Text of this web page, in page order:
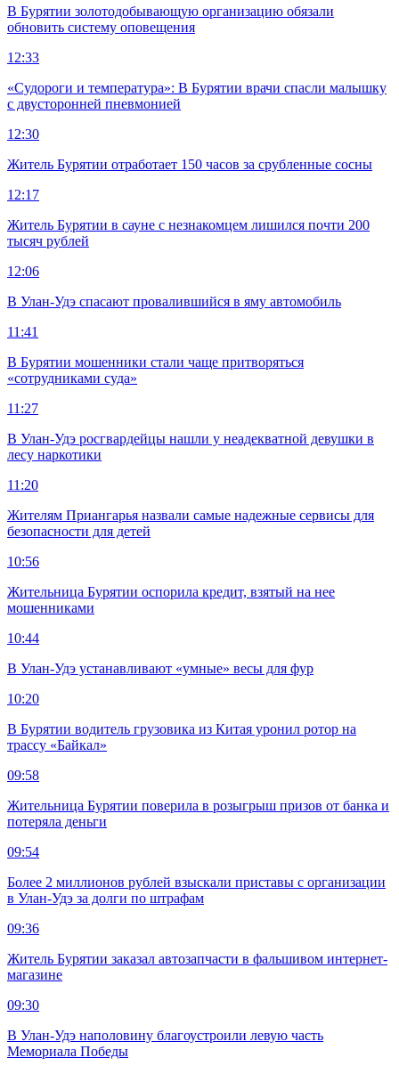
В Бурятии золотодобывающую организацию обязали
обновить систему оповещения
12:33
«Судороги и температура»: В Бурятии врачи спасли малышку
с двусторонней пневмонией
12:30
Житель Бурятии отработает 150 часов за срубленные сосны
12:17
Житель Бурятии в сауне с незнакомцем лишился почти 200
тысяч рублей
12:06
В Улан-Удэ спасают провалившийся в яму автомобиль
11:41
В Бурятии мошенники стали чаще притворяться
«сотрудниками суда»
11:27
В Улан-Удэ росгвардейцы нашли у неадекватной девушки в
лесу наркотики
11:20
Жителям Приангарья назвали самые надежные сервисы для
безопасности для детей
10:56
Жительница Бурятии оспорила кредит, взятый на нее
мошенниками
10:44
В Улан-Удэ устанавливают «умные» весы для фур
10:20
В Бурятии водитель грузовика из Китая уронил ротор на
трассу «Байкал»
09:58
Жительница Бурятии поверила в розыгрыш призов от банка и
потеряла деньги
09:54
Более 2 миллионов рублей взыскали приставы с организации
в Улан-Удэ за долги по штрафам
09:36
Житель Бурятии заказал автозапчасти в фальшивом интернет-
магазине
09:30
В Улан-Удэ наполовину благоустроили левую часть
Мемориала Победы